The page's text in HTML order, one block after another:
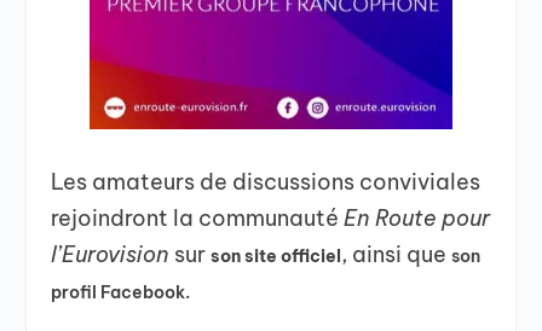
Les amateurs de discussions conviviales
rejoindront la communautéEn Route pour
l’Eurovision surson site officiel, ainsi queson
profil Facebook.